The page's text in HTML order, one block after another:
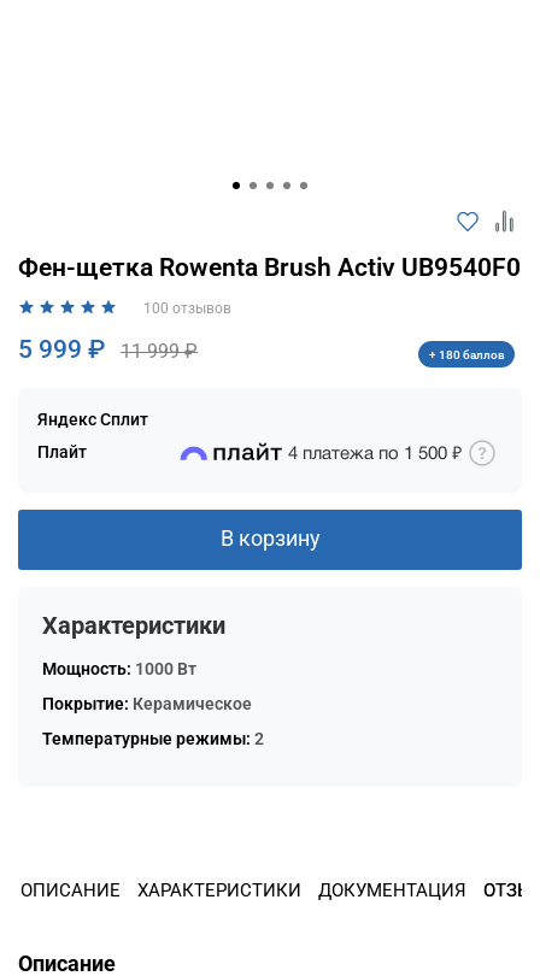
Фен-щетка Rowenta Brush Activ UB9540F0
100 отзывов
5 999 ₽ 11 999 ₽ + 180 баллов
В корзину
Яндекс Сплит
Плайт
4 платежа по 1 500 ₽
Характеристики
Мощность: 1000 Вт
Покрытие: Керамическое
Температурные режимы: 2
ОПИСАНИЕ ХАРАКТЕРИСТИКИ ДОКУМЕНТАЦИЯ
Описание
выбранный способом
Оставшиеся75% будут
по
%каждые 2 недели
Подробнее
об оплате Плайтом
Остались вопросы?